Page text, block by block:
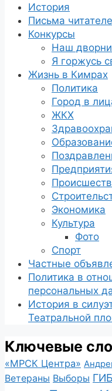
История
Письма
Конкурсы
Наш
Я горжусь
Жизнь в Кимрах
Политика
Город в
ЖКХ
Экономика
Культура
Фото
Спорт
Частные
Политика в
персональных
История в
Театральной
Ключевые
«МРСК Центра»
Ветераны Выборы